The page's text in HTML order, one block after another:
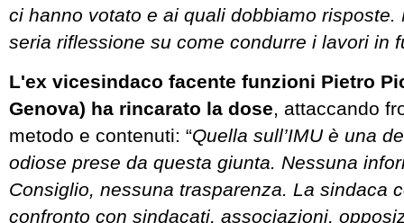
ci hanno votato e ai quali dobbiamo risposte.
seria riflessione su come condurre i lavori in
L'ex vicesindaco facente funzioni Pietro
Genova) ha rincarato la dose, attaccando
metodo e contenuti: “Quella sull’IMU è una
odiose prese da questa giunta. Nessuna
Consiglio, nessuna trasparenza. La sindaca
confronto con sindacati, associazioni,